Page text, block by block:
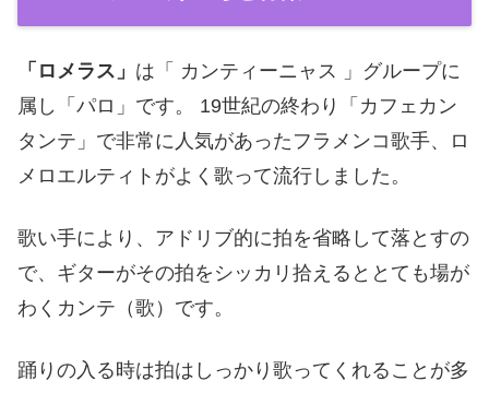
「ロメラス」 は「 カンティーニャス 」グループに
属し「パロ」です。
19世紀の終わり「カフェカン
タンテ」で非常に人気があったフラメンコ歌手、ロ
メロエルティトがよく歌って流行しました。
歌い手により、アドリブ的に拍を省略して落とすの
で、ギターがその拍をシッカリ拾えるととても場が
わくカンテ（歌）です。
踊りの入る時は拍はしっかり歌ってくれることが多